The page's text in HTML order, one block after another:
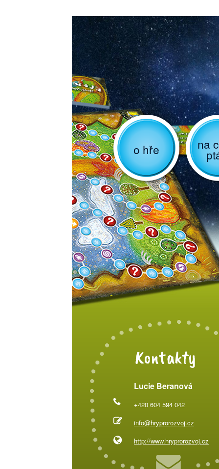
o hře na
Kontakty
Lucie Beranová
+420 604 594 042
info@hryprorozvoj.cz
http://www.hryprorozvoj.cz